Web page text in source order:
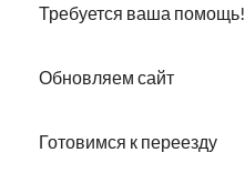
Требуется ваша помощь!
Обновляем сайт
Готовимся к переезду